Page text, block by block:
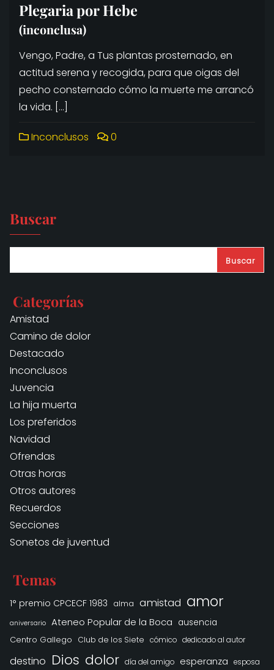
Plegaria por Hebe
(inconclusa)
Vengo, Padre, a Tus plantas prosternado, en
actitud serena y recogida, para que oigas del
pecho consternado cómo la muerte me arrancó
la vida. […]
Inconclusos 0
Buscar
Buscar
Categorías
Amistad
Camino de dolor
Destacado
Inconclusos
Juvencia
La hija muerta
Los preferidos
Navidad
Ofrendas
Otras horas
Otros autores
Recuerdos
Secciones
Sonetos de juventud
Temas
1° premio CPCECF 1983 alma amistad amor
aniversario Ateneo Popular de la Boca ausencia
Centro Gallego
Club de los Siete cómico dedicado al autor
destino Dios dolor día del amigo esperanza esposa